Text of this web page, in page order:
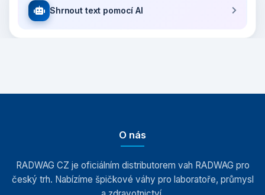
Shrnout text pomocí AI
O nás
RADWAG CZ je oficiálním distributorem vah RADWAG pro
český trh. Nabízíme špičkové váhy pro laboratoře, průmysl